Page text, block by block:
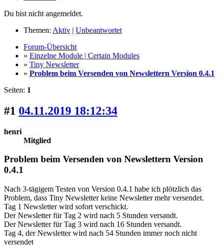
Du bist nicht angemeldet.
Themen: Aktiv | Unbeantwortet
Forum-Übersicht
» Einzelne Module | Certain Modules
» Tiny Newsletter
» Problem beim Versenden von Newslettern Version 0.4.1
Seiten: 1
#1 04.11.2019 18:12:34
henri
Mitglied
Problem beim Versenden von Newslettern Version
0.4.1
Nach 3-tägigem Testen von Version 0.4.1 habe ich plötzlich das
Problem, dass Tiny Newsletter keine Newsletter mehr versendet.
Tag 1 Newsletter wird sofort verschickt.
Der Newsletter für Tag 2 wird nach 5 Stunden versandt.
Der Newsletter für Tag 3 wird nach 16 Stunden versandt.
Tag 4, der Newsletter wird nach 54 Stunden immer noch nicht
versendet